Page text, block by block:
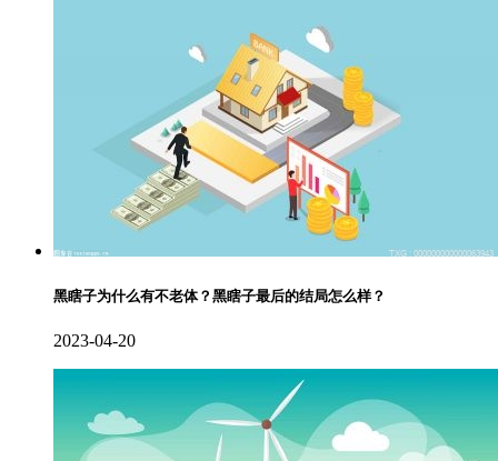
黑瞎子为什么有不老体？黑瞎子最后的结局怎么样？
2023-04-20